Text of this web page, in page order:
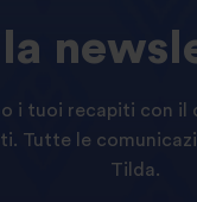
i tuoi recapiti con il
Tutte le
Tilda.